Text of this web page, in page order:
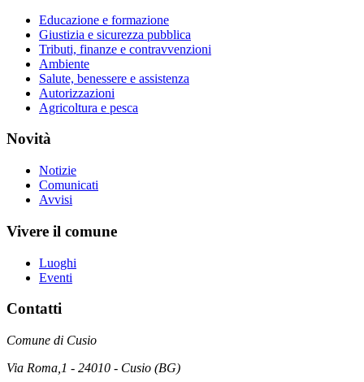
Educazione e formazione
Giustizia e sicurezza pubblica
Tributi, finanze e contravvenzioni
Ambiente
Salute, benessere e assistenza
Autorizzazioni
Agricoltura e pesca
Novità
Notizie
Comunicati
Avvisi
Vivere il comune
Luoghi
Eventi
Contatti
Comune di Cusio
Via Roma,1 - 24010 - Cusio (BG)